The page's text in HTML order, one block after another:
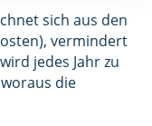
sich aus den
vermindert
jedes Jahr zu
die